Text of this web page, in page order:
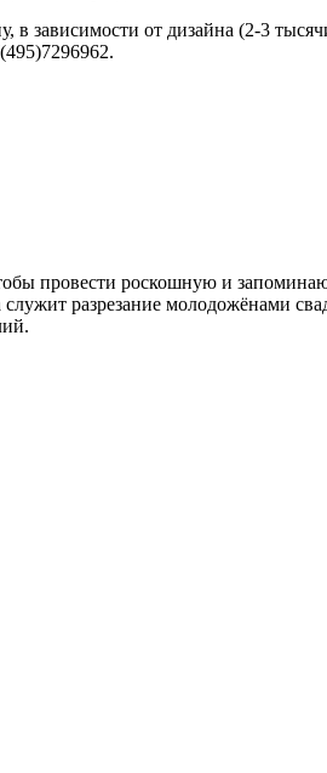
в зависимости от дизайна (2-3
провести роскошную и
разрезание молодожёнами